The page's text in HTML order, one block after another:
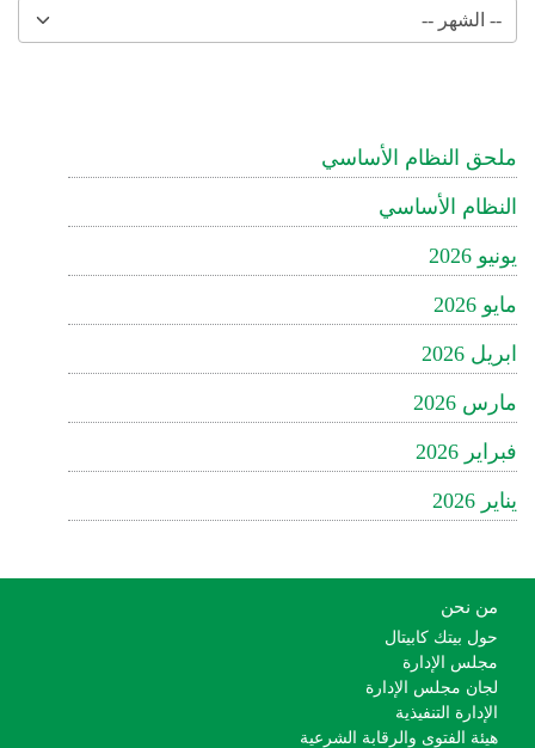
ملحق النظام الأساسي
النظام الأساسي
يونيو 2026
مايو 2026
ابريل 2026
مارس 2026
فبراير 2026
يناير 2026
من نحن
حول بيتك كابيتال
مجلس الإدارة
لجان مجلس الإدارة
الإدارة التنفيذية
هيئة الفتوى والرقابة الشرعية